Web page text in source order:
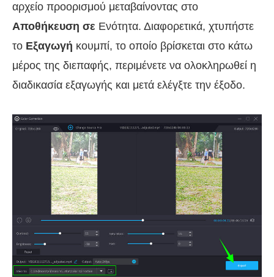
αρχείο προορισμού μεταβαίνοντας στο
Αποθήκευση σε Ενότητα. Διαφορετικά, χτυπήστε
το Εξαγωγή κουμπί, το οποίο βρίσκεται στο κάτω
μέρος της διεπαφής, περιμένετε να ολοκληρωθεί η
διαδικασία εξαγωγής και μετά ελέγξτε την έξοδο.